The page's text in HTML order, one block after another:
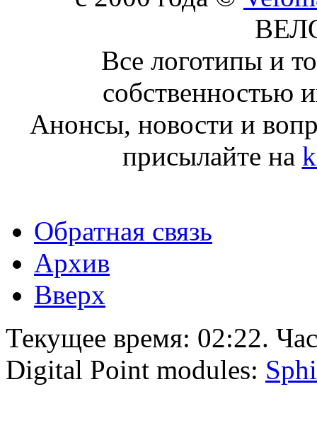
Все логотипы и
собственностью
Анонсы, новости и
присылайте на
Обратная связь
Архив
Вверх
Текущее время: 02:22.
Digital Point modules: